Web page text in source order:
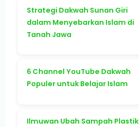
Strategi Dakwah Sunan Giri
dalam Menyebarkan Islam di
Tanah Jawa
6 Channel YouTube Dakwah
Populer untuk Belajar Islam
Ilmuwan Ubah Sampah Plastik